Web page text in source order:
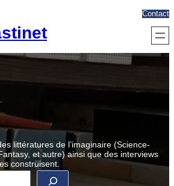
Contact
littératures de l’imaginaire (Science-
et autre) ainsi que des interviews
construisent.